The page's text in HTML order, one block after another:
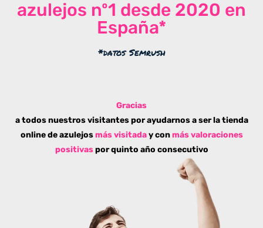
azulejos nº1 desde 2020 en
España*
*datos Semrush
Gracias
a todos nuestros visitantes por ayudarnos a ser la tienda
online de azulejos más visitaday conmás valoraciones
positivaspor quinto año consecutivo